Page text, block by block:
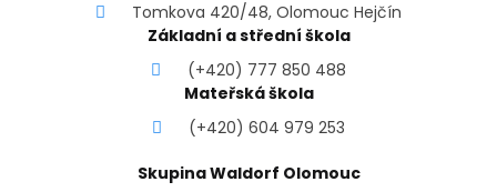
Tomkova 420/48, Olomouc Hejčín
Základní a střední škola
(+420) 777 850 488
Mateřská škola
(+420) 604 979 253
Skupina Waldorf Olomouc